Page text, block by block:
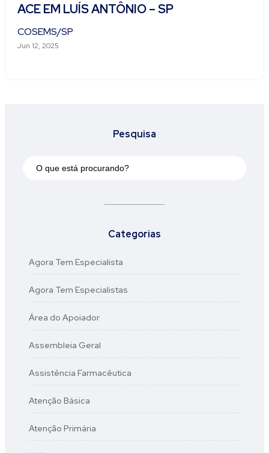
ACE EM LUÍS ANTÔNIO – SP
COSEMS/SP
Jun 12, 2025
Pesquisa
Categorias
Agora Tem Especialista
Agora Tem Especialistas
Área do Apoiador
Assembleia Geral
Assistência Farmacêutica
Atenção Básica
Atenção Primária